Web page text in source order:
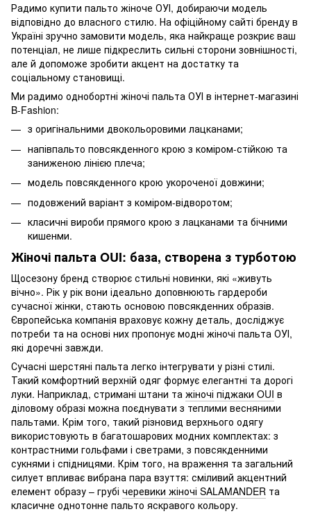
Радимо купити пальто жіноче ОУІ, добираючи модель
відповідно до власного стилю. На офіційному сайті бренду в
Україні зручно замовити модель, яка найкраще розкриє ваш
потенціал, не лише підкреслить сильні сторони зовнішності,
але й допоможе зробити акцент на достатку та
соціальному становищі.
Ми радимо однобортні жіночі пальта ОУІ в інтернет-магазині
B-Fashion:
з оригінальними двокольоровими лацканами;
напівпальто повсякденного крою з коміром-стійкою та
заниженою лінією плеча;
модель повсякденного крою укороченої довжини;
подовжений варіант з коміром-відворотом;
класичні вироби прямого крою з лацканами та бічними
кишенми.
Жіночі пальта OUI: база, створена з турботою
Щосезону бренд створює стильні новинки, які «живуть
вічно». Рік у рік вони ідеально доповнюють гардероби
сучасної жінки, стають основою повсякденних образів.
Європейська компанія враховує кожну деталь, досліджує
потреби та на основі них пропонує модні жіночі пальта ОУІ,
які доречні завжди.
Сучасні шерстяні пальта легко інтегрувати у різні стилі.
Такий комфортний верхній одяг формує елегантні та дорогі
луки. Наприклад, стримані штани та жіночі піджаки OUI в
діловому образі можна поєднувати з теплими весняними
пальтами. Крім того, такий різновид верхнього одягу
використовують в багатошарових модних комплектах: з
контрастними гольфами і светрами, з повсякденними
сукнями і спідницями. Крім того, на враження та загальний
силует впливає вибрана пара взуття: сміливий акцентний
елемент образу – грубі черевики жіночі SALAMANDER та
класичне однотонне пальто яскравого кольору.